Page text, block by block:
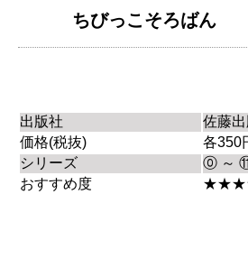
ちびっこそろばん
出版社
佐藤出
価格(税抜)
各350
シリーズ
⓪ ～
おすすめ度